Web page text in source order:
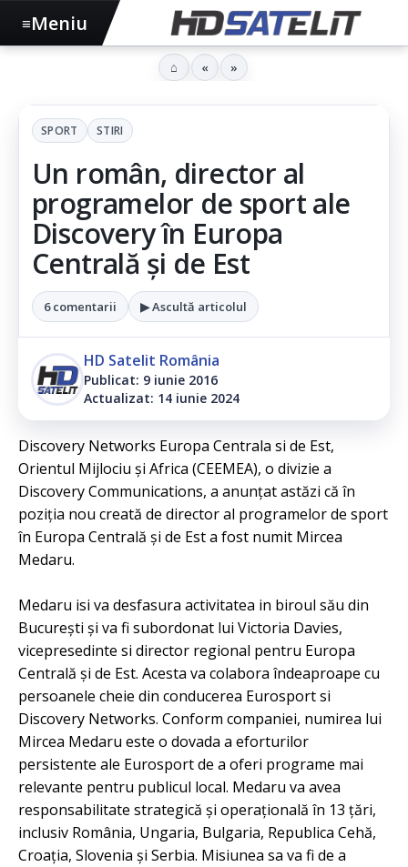
SPORT STIRI
Un român, director al
programelor de sport ale
Discovery în Europa
Centrală și de Est
6 comentarii ▶ Ascultă articolul
HD Satelit România
Publicat: 9 iunie 2016
Actualizat: 14 iunie 2024
Discovery Networks Europa Centrala si de Est,
Orientul Mijlociu și Africa (CEEMEA), o divizie a
Discovery Communications, a anunțat astăzi că în
poziția nou creată de director al programelor de sport
în Europa Centrală și de Est a fost numit Mircea
Medaru.
Medaru isi va desfasura activitatea in biroul său din
București și va fi subordonat lui Victoria Davies,
vicepresedinte si director regional pentru Europa
Centrală și de Est. Acesta va colabora îndeaproape cu
persoanele cheie din conducerea Eurosport si
Discovery Networks. Conform companiei, numirea lui
Mircea Medaru este o dovada a eforturilor
persistente ale Eurosport de a oferi programe mai
relevante pentru publicul local. Medaru va avea
responsabilitate strategică și operațională în 13 țări,
inclusiv România, Ungaria, Bulgaria, Republica Cehă,
Croația, Slovenia și Serbia. Misiunea sa va fi de a
≡Meniu
⌂ « »